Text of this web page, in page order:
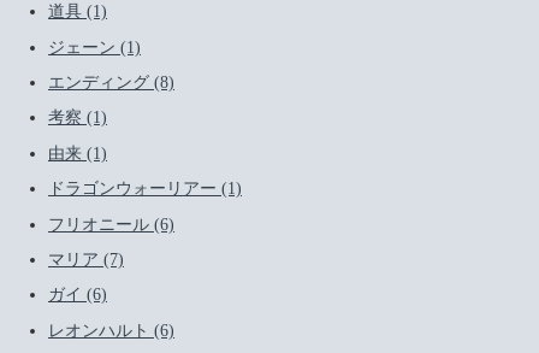
道具 (1)
ジェーン (1)
エンディング (8)
考察 (1)
由来 (1)
ドラゴンウォーリアー (1)
フリオニール (6)
マリア (7)
ガイ (6)
レオンハルト (6)